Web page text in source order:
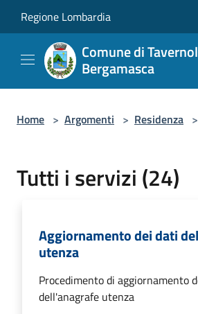
Regione Lombardia
Comune di
Bergamasca
Home > Argomenti > Residenza >
Tutti i servizi (24)
Aggiornamento dei dati
utenza
Procedimento di aggiornamento
dell'anagrafe utenza